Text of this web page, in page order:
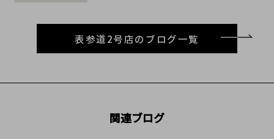
表参道2号店のブログ一覧
関連ブログ